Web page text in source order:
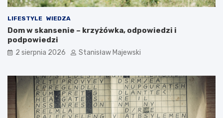
LIFESTYLE WIEDZA
Dom w skansenie – krzyżówka, odpowiedzi i
podpowiedzi
2 sierpnia 2026 Stanisław Majewski